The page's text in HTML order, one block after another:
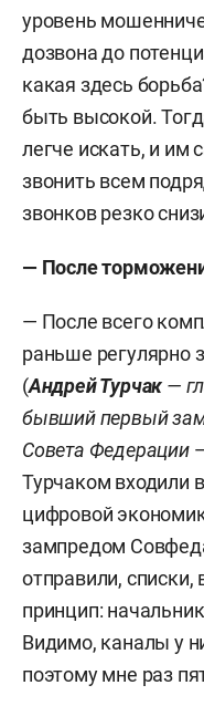
уровень
дозвона до
какая здесь
быть высокой.
легче искать, и им
звонить всем
звонков резко
— После
— После всего
раньше регулярно
(Андрей Турчак—
бывший первый
Совета Федерации
Турчаком входили
цифровой
зампредом
отправили,
принцип:
Видимо, каналы у
поэтому мне раз